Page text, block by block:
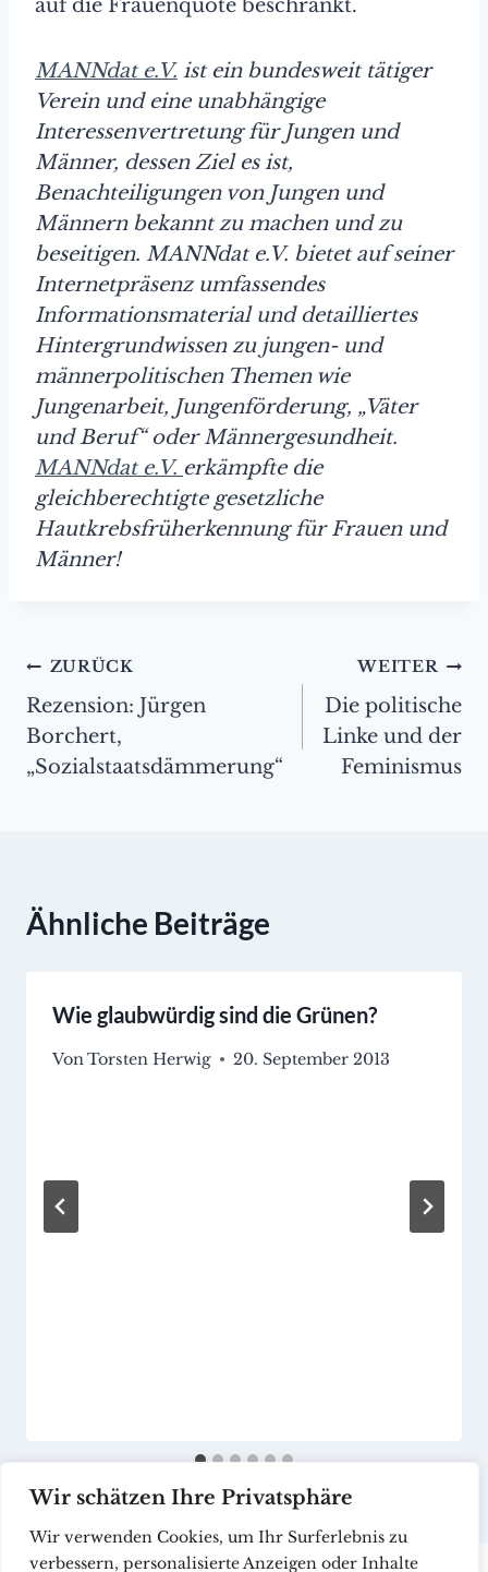
Wir schätzen Ihre Privatsphäre
Wir verwenden Cookies, um Ihr Surferlebnis zu
verbessern, personalisierte Anzeigen oder Inhalte
auf die Frauenquote beschränkt.
MANNdat e.V. ist ein bundesweit tätiger
Verein und eine unabhängige
Interessenvertretung für Jungen und
Männer, dessen Ziel es ist,
Benachteiligungen von Jungen und
Männern bekannt zu machen und zu
beseitigen. MANNdat e.V. bietet auf seiner
Internetpräsenz umfassendes
Informationsmaterial und detailliertes
Hintergrundwissen zu jungen- und
männerpolitischen Themen wie
Jungenarbeit, Jungenförderung, „Väter
und Beruf“ oder Männergesundheit.
MANNdat e.V. erkämpfte die
gleichberechtigte gesetzliche
Hautkrebsfrüherkennung für Frauen und
Männer!
Beitragsnavigation
ZURÜCK
Rezension: Jürgen
Borchert,
„Sozialstaatsdämmerung“
WEITER
Die politische
Linke und der
Feminismus
Ähnliche Beiträge
Wie glaubwürdig sind die Grünen?
VonTorsten Herwig 20. September 2013